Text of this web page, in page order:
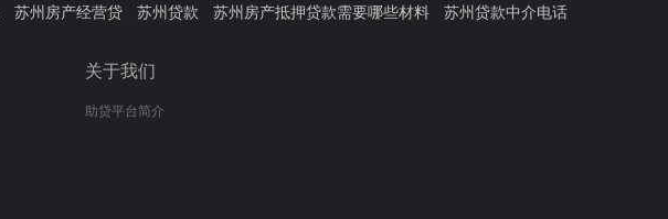
苏州房产经营贷 苏州贷款 苏州房产抵押贷款需要哪些材料
苏州贷款中介电话
关于我们
助贷平台简介